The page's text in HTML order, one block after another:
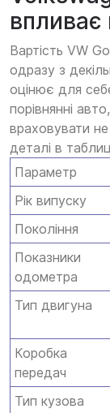
впливає
Вартість VW
одразу з
оцінює для
порівнянні
враховувати
деталі в
Параметр
Рік випуску
Покоління
Показники
одометра
Тип двигуна
Коробка
передач
Тип кузова